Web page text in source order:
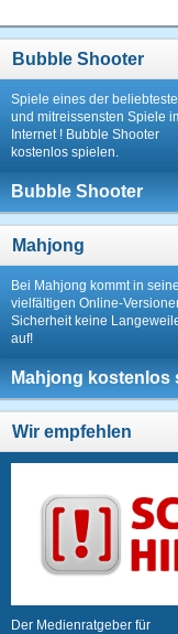
Bubble Shooter
Spiele eines der
und mitreissensten Spiele
Internet ! Bubble Shooter
kostenlos spielen.
Bubble Shooter
Mahjong
Bei Mahjong kommt in
vielfältigen Online-
Sicherheit keine
auf!
Mahjong kostenlos
Wir empfehlen
Der Medienratgeber für